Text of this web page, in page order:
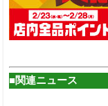
■関連ニュース